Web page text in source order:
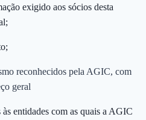
exigido aos sócios desta
reconhecidos pela AGIC, com
geral
às entidades com as quais a AGIC